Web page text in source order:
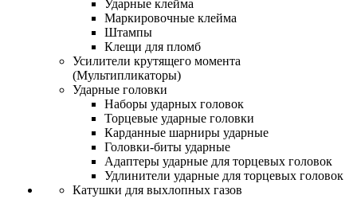
Ударные клейма
Маркировочные клейма
Штампы
Клещи для пломб
Усилители крутящего момента
(Мультипликаторы)
Ударные головки
Наборы ударных головок
Торцевые ударные головки
Карданные шарниры ударные
Головки-биты ударные
Адаптеры ударные для торцевых головок
Удлинители ударные для торцевых головок
Катушки для выхлопных газов